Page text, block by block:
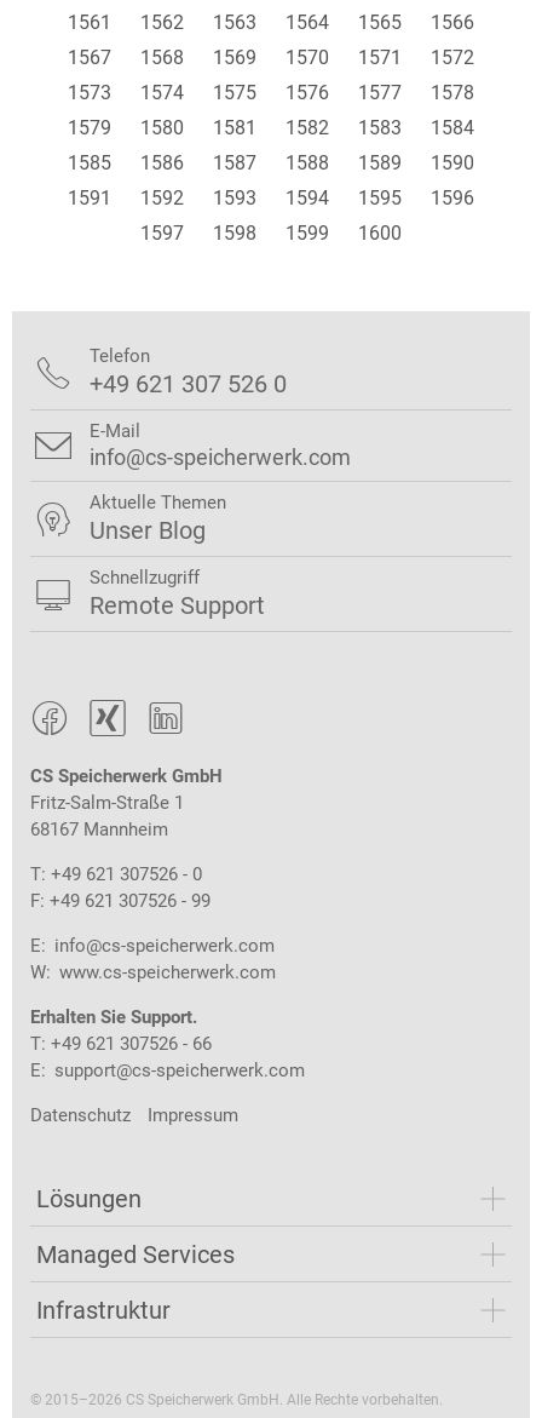
1561
1562 1563 1564 1565
1566
1567
1568 1569 1570 1571
1572
1573
1574 1575 1576 1577
1578
1579
1580 1581 1582 1583
1584
1585
1586 1587 1588 1589
1590
1591
1592 1593 1594 1595
1596
1597
1598 1599 1600
  
CS Speicherwerk GmbH
Fritz-Salm-Straße 1
68167 Mannheim
T: +49 621 307526 - 0
F: +49 621 307526 - 99
E: info@cs-speicherwerk.com
W: www.cs-speicherwerk.com
Erhalten Sie Support.
T: +49 621 307526 - 66
E: support@cs-speicherwerk.com
Datenschutz Impressum
Lösungen
Managed Services
Infrastruktur
 Telefon
+49 621 307 526 0
 E-Mail
info@cs-speicherwerk.com
 Aktuelle Themen
Unser Blog
 Schnellzugriff
Remote Support
© 2015–2026 CS Speicherwerk GmbH. Alle Rechte vorbehalten.